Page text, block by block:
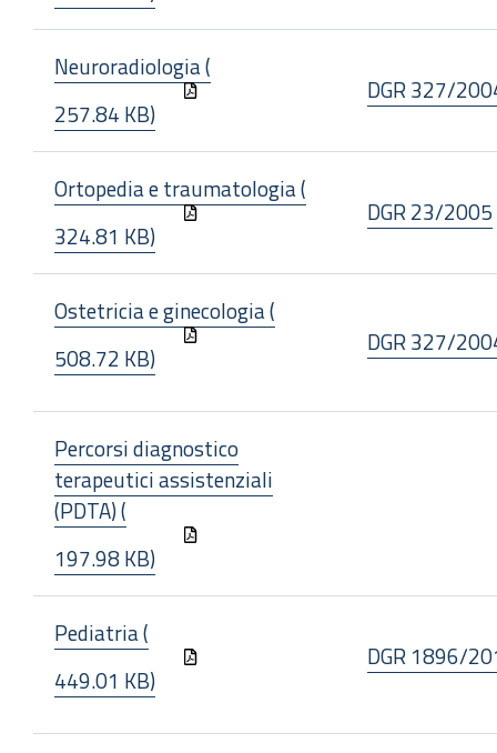
Neuroradiologia (
257.84 KB)
DGR 327/
Ortopedia e traumatologia (
324.81 KB)
DGR 23/2005
Ostetricia e ginecologia (
508.72 KB)
DGR 327/
Percorsi diagnostico
terapeutici assistenziali
(PDTA) (
197.98 KB)
Pediatria (
449.01 KB)
DGR 1896/